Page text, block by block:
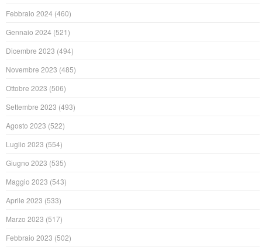
Febbraio 2024 (460)
Gennaio 2024 (521)
Dicembre 2023 (494)
Novembre 2023 (485)
Ottobre 2023 (506)
Settembre 2023 (493)
Agosto 2023 (522)
Luglio 2023 (554)
Giugno 2023 (535)
Maggio 2023 (543)
Aprile 2023 (533)
Marzo 2023 (517)
Febbraio 2023 (502)